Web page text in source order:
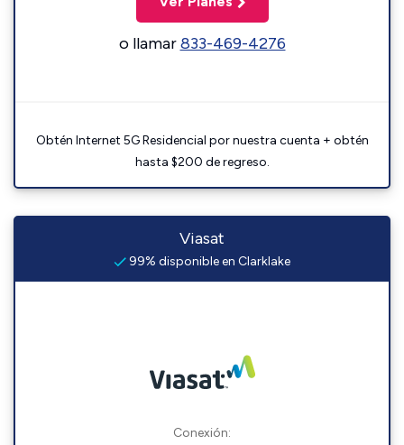
o llamar833-469-4276
Obtén Internet 5G Residencial por nuestra cuenta + obtén
hasta $200 de regreso.
Viasat
99% disponible en Clarklake
Conexión: